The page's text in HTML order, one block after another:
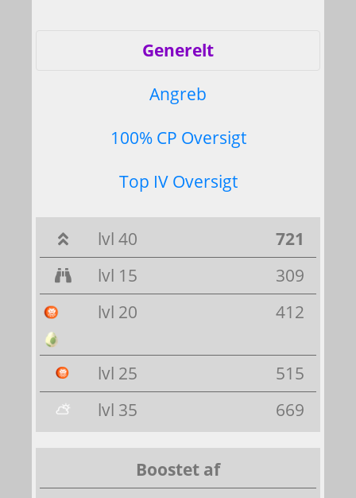
Generelt
Angreb
100% CP Oversigt
Top IV Oversigt
721
lvl 40
309
lvl 15
412
lvl 20
515
lvl 25
669
lvl 35
Boostet af